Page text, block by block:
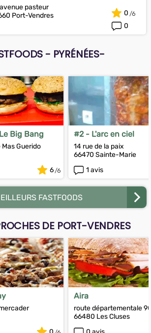
pasteur
Port-Vendres
0
0
- PYRÉNÉES-
Big Bang
Guerido
6
#2 - L'arc en ciel
14 rue de la paix
66470 Sainte-Marie
1 avis
FASTFOODS
DE PORT-VENDRES
Aira
route départementale
66480 Les Cluses